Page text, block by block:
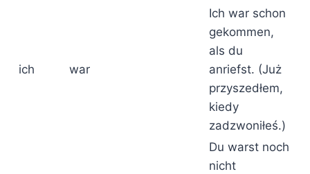
ich war
Ich war schon
gekommen,
als du
anriefst. (Już
przyszedłem,
kiedy
zadzwoniłeś.)
Du warst noch
nicht